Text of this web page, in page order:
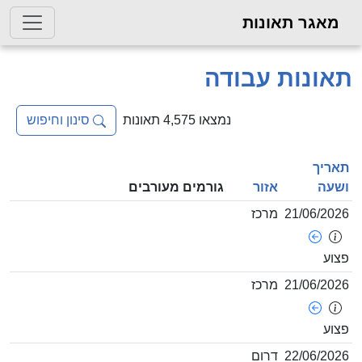
תאונות
עבודה
סינון וחיפוש
גורמים מעורבים
21/06/ מרכז
21/06/ מרכז
22/06/ דרום